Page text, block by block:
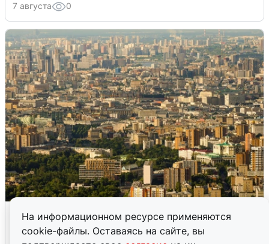
На информационном ресурсе применяются
cookie-файлы. Оставаясь на сайте, вы
7 августа 0
Москвичи услышали грохот в небе:
подробности